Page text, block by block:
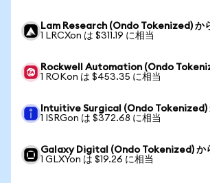
Lam Research (Ondo Tokenized) か
1 LRCXon は $311.19 に相当
Rockwell Automation (Ondo
1 ROKon は $453.35 に相当
Intuitive Surgical (Ondo Tokenized)
1 ISRGon は $372.68 に相当
Galaxy Digital (Ondo Tokenized) か
1 GLXYon は $19.26 に相当